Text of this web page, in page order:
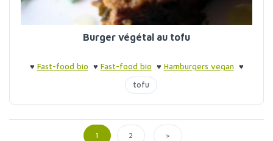
Burger végétal au tofu
♥ Fast-food bio ♥ Fast-food bio ♥ Hamburgers vegan ♥
Hamburgers
tofu
1 2 >